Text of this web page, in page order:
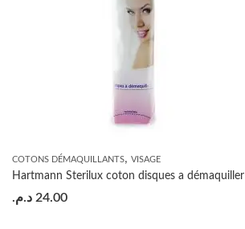
COTONS DÉMAQUILLANTS, VISAGE
Hartmann Sterilux coton disques a démaquiller
24.00 د.م.